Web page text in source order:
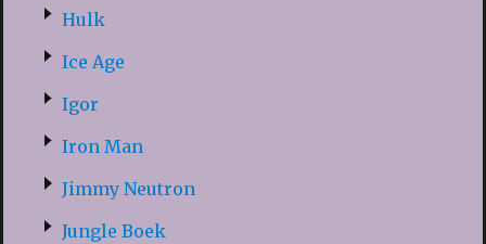
Hulk
Ice Age
Igor
Iron Man
Jimmy Neutron
Jungle Boek